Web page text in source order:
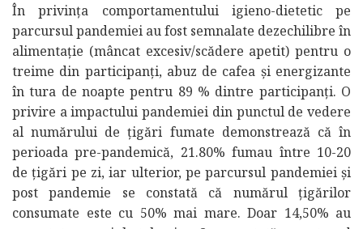
În privința comportamentului igieno-dietetic pe
parcursul pandemiei au fost semnalate dezechilibre în
alimentație (mâncat excesiv/scădere apetit) pentru o
treime din participanți, abuz de cafea și energizante
în tura de noapte pentru 89 % dintre participanți. O
privire a impactului pandemiei din punctul de vedere
al numărului de țigări fumate demonstrează că în
perioada pre-pandemică, 21.80% fumau între 10-20
de țigări pe zi, iar ulterior, pe parcursul pandemiei și
post pandemie se constată că numărul țigărilor
consumate este cu 50% mai mare. Doar 14,50% au